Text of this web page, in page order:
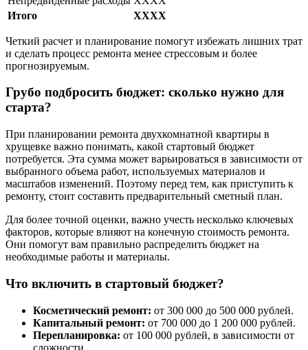
Итого
XXXX
Четкий расчет и планирование помогут избежать лишних трат
и сделать процесс ремонта менее стрессовым и более
прогнозируемым.
Грубо подбросить бюджет: сколько нужно для
старта?
При планировании ремонта двухкомнатной квартиры в
хрущевке важно понимать, какой стартовый бюджет
потребуется. Эта сумма может варьироваться в зависимости от
выбранного объема работ, используемых материалов и
масштабов изменений. Поэтому перед тем, как приступить к
ремонту, стоит составить предварительный сметный план.
Для более точной оценки, важно учесть несколько ключевых
факторов, которые влияют на конечную стоимость ремонта.
Они помогут вам правильно распределить бюджет на
необходимые работы и материалы.
Что включить в стартовый бюджет?
Косметический ремонт: от 300 000 до 500 000 рублей.
Капитальный ремонт: от 700 000 до 1 200 000 рублей.
Перепланировка: от 100 000 рублей, в зависимости от
сложности.